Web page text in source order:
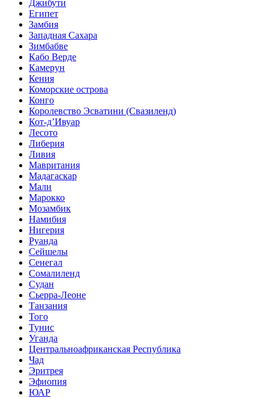
Джибути
Египет
Замбия
Западная Сахара
Зимбабве
Кабо Верде
Камерун
Кения
Коморские острова
Конго
Королевство Эсватини (Свазиленд)
Кот-д’Ивуар
Лесото
Либерия
Ливия
Мавритания
Мадагаскар
Мали
Марокко
Мозамбик
Намибия
Нигерия
Руанда
Сейшелы
Сенегал
Сомалиленд
Судан
Сьерра-Леоне
Танзания
Того
Тунис
Уганда
Центральноафриканская Республика
Чад
Эритрея
Эфиопия
ЮАР